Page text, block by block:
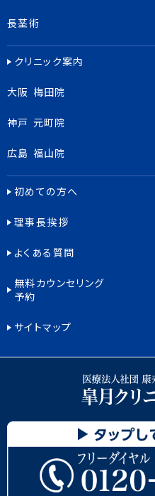
長茎術
クリニック案内
大阪 梅田院
神戸 元町院
広島 福山院
初めての方へ
理事長挨拶
よくある質問
無料カウンセリング
予約
サイトマップ